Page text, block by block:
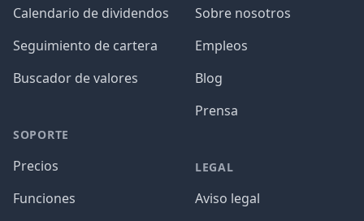
Calendario de dividendos
Seguimiento de cartera
Buscador de valores
SOPORTE
Precios
Funciones
Sobre nosotros
Empleos
Blog
Prensa
LEGAL
Aviso legal